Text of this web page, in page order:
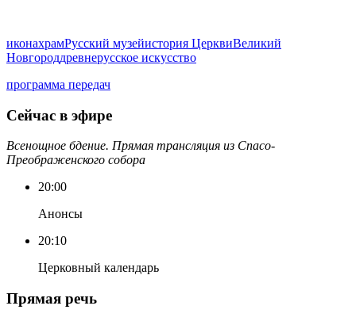
иконахрамРусский музейистория ЦерквиВеликий
Новгороддревнерусское искусство
программа передач
Сейчас в эфире
Всенощное бдение. Прямая трансляция из Спасо-
Преображенского собора
20:00
Анонсы
20:10
Церковный календарь
Прямая речь